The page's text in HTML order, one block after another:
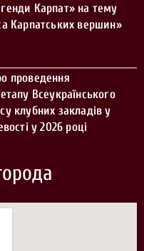
Карпат» на тему
Карпатських вершин»
проведення
Всеукраїнського
клубних закладів у
у 2026 році